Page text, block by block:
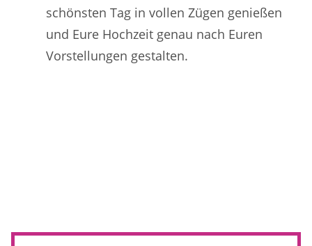
schönsten Tag in vollen Zügen genießen
und Eure Hochzeit genau nach Euren
Vorstellungen gestalten.